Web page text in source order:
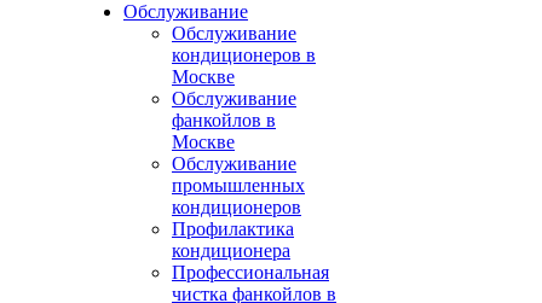
Обслуживание
Обслуживание
кондиционеров в
Москве
Обслуживание
фанкойлов в
Москве
Обслуживание
промышленных
кондиционеров
Профилактика
кондиционера
Профессиональная
чистка фанкойлов в